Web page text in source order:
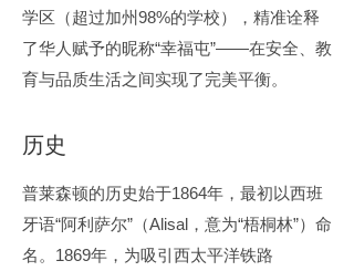
学区（超过加州98%的学校），精准诠释
了华人赋予的昵称“幸福屯”——在安全、教
育与品质生活之间实现了完美平衡。
历史
普莱森顿的历史始于1864年，最初以西班
牙语“阿利萨尔”（Alisal，意为“梧桐林”）命
名。1869年，为吸引西太平洋铁路